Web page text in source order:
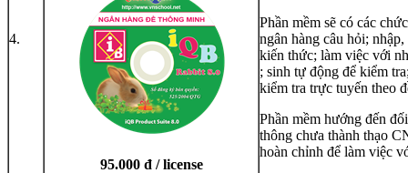
4.
95.000 đ / license
Phần mềm sẽ có các
ngân hàng câu hỏi;
kiến thức; làm việc với
; sinh tự động để kiểm
kiểm tra trực tuyến theo
Phần mềm hướng đến
thông chưa thành thạo
hoàn chỉnh để làm việc